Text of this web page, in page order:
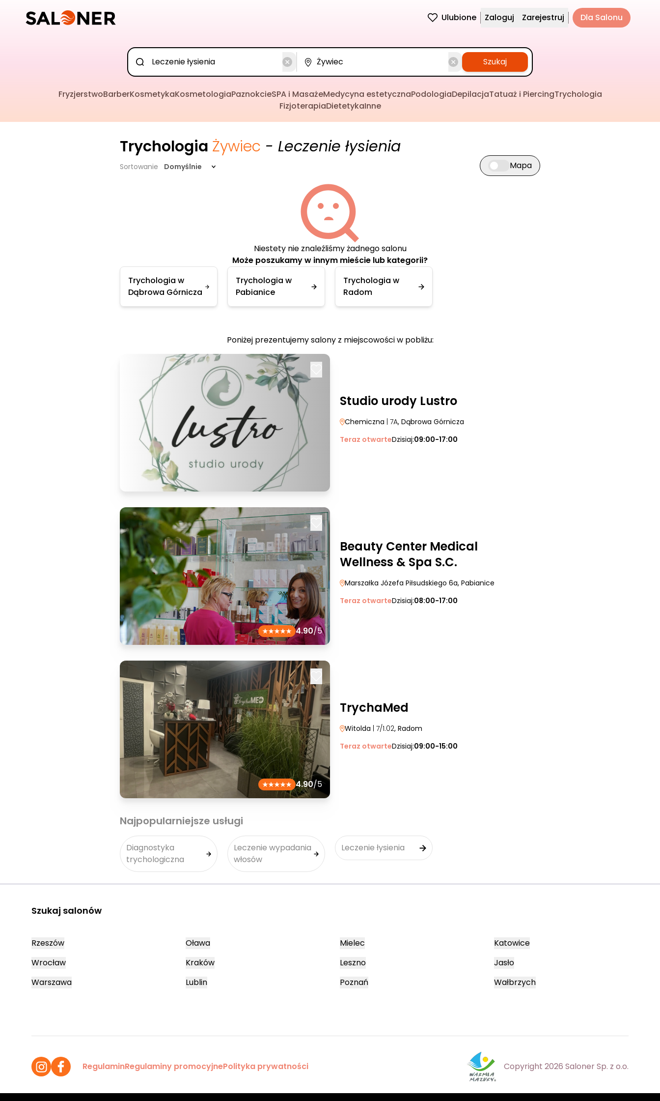
Ulubione Zaloguj Zarejestruj Dla Salonu
Szukaj
FryzjerstwoBarberKosmetykaKosmetologiaPaznokcieSPA i MasażeMedycyna estetycznaPodologiaDepilacjaTatuaż i PiercingTrychologia
FizjoterapiaDietetykaInne
Trychologia Żywiec - Leczenie łysienia
Sortowanie Domyślnie Przełącz widok mapy
Mapa
Niestety nie znaleźliśmy żadnego salonu
Może poszukamy w innym mieście lub kategorii?
Trychologia w
Dąbrowa Górnicza
Trychologia w
Pabianice
Trychologia w
Radom
Poniżej prezentujemy salony z miejscowości w pobliżu:
Studio urody Lustro
Chemiczna | 7A, Dąbrowa Górnicza
Teraz otwarteDzisiaj:09:00-17:00
4.90/5
Beauty Center Medical
Wellness & Spa S.C.
Marszałka Józefa Piłsudskiego 6a, Pabianice
Teraz otwarteDzisiaj:08:00-17:00
4.90/5
TrychaMed
Witolda | 7/1.02, Radom
Teraz otwarteDzisiaj:09:00-15:00
Najpopularniejsze usługi
Diagnostyka
trychologiczna
Leczenie wypadania
włosów
Leczenie łysienia
Szukaj salonów
Rzeszów
Wrocław
Warszawa
Oława
Kraków
Lublin
Mielec
Leszno
Poznań
Katowice
Jasło
Wałbrzych
RegulaminRegulaminy promocyjnePolityka prywatności Copyright 2026 Saloner Sp. z o.o.